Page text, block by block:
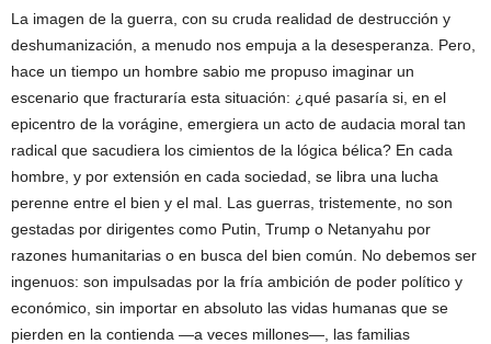
La imagen de la guerra, con su cruda realidad de destrucción y
deshumanización, a menudo nos empuja a la desesperanza. Pero,
hace un tiempo un hombre sabio me propuso imaginar un
escenario que fracturaría esta situación: ¿qué pasaría si, en el
epicentro de la vorágine, emergiera un acto de audacia moral tan
radical que sacudiera los cimientos de la lógica bélica? En cada
hombre, y por extensión en cada sociedad, se libra una lucha
perenne entre el bien y el mal. Las guerras, tristemente, no son
gestadas por dirigentes como Putin, Trump o Netanyahu por
razones humanitarias o en busca del bien común. No debemos ser
ingenuos: son impulsadas por la fría ambición de poder político y
económico, sin importar en absoluto las vidas humanas que se
pierden en la contienda —a veces millones—, las familias